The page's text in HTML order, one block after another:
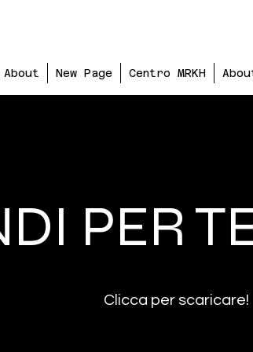
About New Page Centro MRKH
PER
Clicca per scaricare!